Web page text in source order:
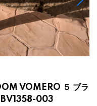
VOMERO ５ ブラ
BV1358-003